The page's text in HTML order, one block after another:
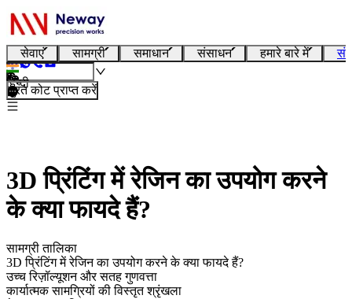
सेवाएं सामग्री समाधान संसाधन हमारे बारे में
हिन्दी
तुरंत कोट प्राप्त करें
3D प्रिंटिंग में रेजिन का उपयोग करने
के क्या फायदे हैं?
सामग्री तालिका
3D प्रिंटिंग में रेजिन का उपयोग करने के क्या फायदे हैं?
उच्च रिज़ॉल्यूशन और सतह गुणवत्ता
कार्यात्मक सामग्रियों की विस्तृत श्रृंखला